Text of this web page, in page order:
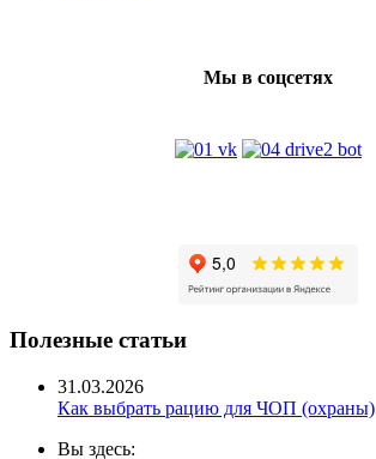
Мы в соцсетях
Полезные статьи
31.03.2026
Как выбрать рацию для ЧОП (охраны)
Вы здесь: